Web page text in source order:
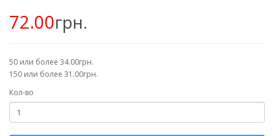
72.00грн.
50 или более 34.00грн.
150 или более 31.00грн.
Кол-во